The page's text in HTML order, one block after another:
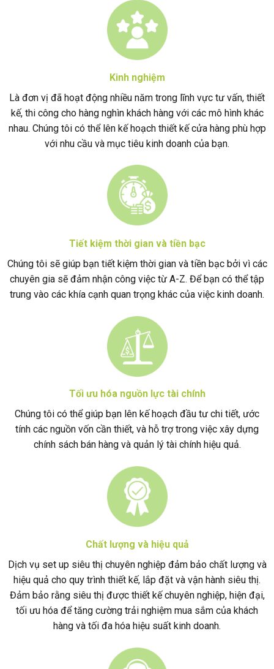
Kinh nghiệm
Là đơn vị đã hoạt động nhiều năm trong lĩnh vực tư vấn, thiết
kế, thi công cho hàng nghìn khách hàng với các mô hình khác
nhau. Chúng tôi có thể lên kế hoạch thiết kế cửa hàng phù hợp
với nhu cầu và mục tiêu kinh doanh của bạn.
Tiết kiệm thời gian và tiền bạc
Chúng tôi sẽ giúp bạn tiết kiệm thời gian và tiền bạc bởi vì các
chuyên gia sẽ đảm nhận công việc từ A-Z. Để bạn có thể tập
trung vào các khía cạnh quan trọng khác của việc kinh doanh.
Tối ưu hóa nguồn lực tài chính
Chúng tôi có thể giúp bạn lên kế hoạch đầu tư chi tiết, ước
tính các nguồn vốn cần thiết, và hỗ trợ trong việc xây dựng
chính sách bán hàng và quản lý tài chính hiệu quả.
Chất lượng và hiệu quả
Dịch vụ set up siêu thị chuyên nghiệp đảm bảo chất lượng và
hiệu quả cho quy trình thiết kế, lắp đặt và vận hành siêu thị.
Đảm bảo rằng siêu thị được thiết kế chuyên nghiệp, hiện đại,
tối ưu hóa để tăng cường trải nghiệm mua sắm của khách
hàng và tối đa hóa hiệu suất kinh doanh.